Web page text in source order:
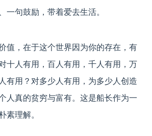
一句鼓励，带着爱去生活。
值，在于这个世界因为你的存在，有
十人有用，百人有用，千人有用，万
有用？对多少人有用，为多少人创造
人真的贫穷与富有。这是船长作为一
素理解。